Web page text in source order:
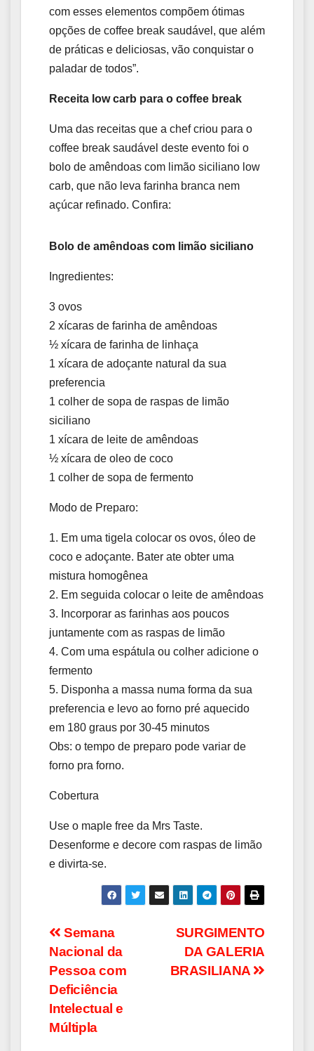
com esses elementos compõem ótimas
opções de coffee break saudável, que além
de práticas e deliciosas, vão conquistar o
paladar de todos”.
Receita low carb para o coffee break
Uma das receitas que a chef criou para o
coffee break saudável deste evento foi o
bolo de amêndoas com limão siciliano low
carb, que não leva farinha branca nem
açúcar refinado. Confira:
Bolo de amêndoas com limão siciliano
Ingredientes:
3 ovos
2 xícaras de farinha de amêndoas
½ xícara de farinha de linhaça
1 xícara de adoçante natural da sua
preferencia
1 colher de sopa de raspas de limão
siciliano
1 xícara de leite de amêndoas
½ xícara de oleo de coco
1 colher de sopa de fermento
Modo de Preparo:
1. Em uma tigela colocar os ovos, óleo de
coco e adoçante. Bater ate obter uma
mistura homogênea
2. Em seguida colocar o leite de amêndoas
3. Incorporar as farinhas aos poucos
juntamente com as raspas de limão
4. Com uma espátula ou colher adicione o
fermento
5. Disponha a massa numa forma da sua
preferencia e levo ao forno pré aquecido
em 180 graus por 30-45 minutos
Obs: o tempo de preparo pode variar de
forno pra forno.
Cobertura
Use o maple free da Mrs Taste.
Desenforme e decore com raspas de limão
e divirta-se.
Navegação
de
Post
SURGIMENTO
DA GALERIA
BRASILIANA
Semana
Nacional da
Pessoa com
Deficiência
Intelectual e
Múltipla